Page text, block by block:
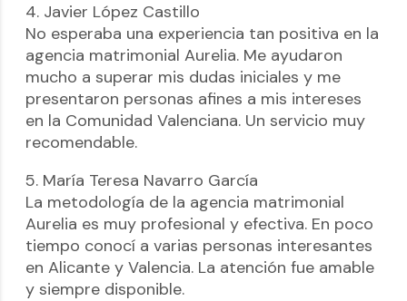
4. Javier López Castillo
No esperaba una experiencia tan positiva en la
agencia matrimonial Aurelia. Me ayudaron
mucho a superar mis dudas iniciales y me
presentaron personas afines a mis intereses
en la Comunidad Valenciana. Un servicio muy
recomendable.
5. María Teresa Navarro García
La metodología de la agencia matrimonial
Aurelia es muy profesional y efectiva. En poco
tiempo conocí a varias personas interesantes
en Alicante y Valencia. La atención fue amable
y siempre disponible.